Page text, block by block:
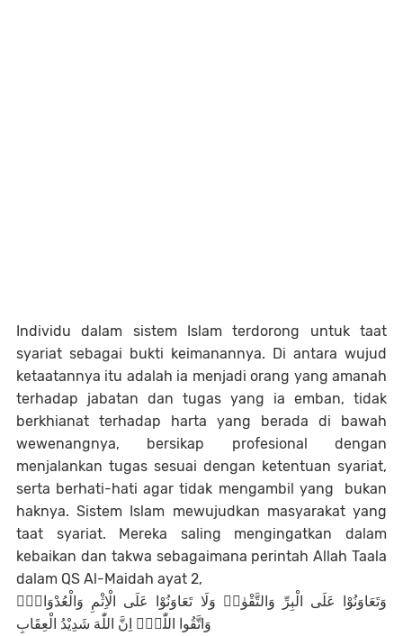
Individu dalam sistem Islam terdorong untuk taat
syariat sebagai bukti keimanannya. Di antara wujud
ketaatannya itu adalah ia menjadi orang yang amanah
terhadap jabatan dan tugas yang ia emban, tidak
berkhianat terhadap harta yang berada di bawah
wewenangnya, bersikap profesional dengan
menjalankan tugas sesuai dengan ketentuan syariat,
serta berhati-hati agar tidak mengambil yang bukan
haknya. Sistem Islam mewujudkan masyarakat yang
taat syariat. Mereka saling mengingatkan dalam
kebaikan dan takwa sebagaimana perintah Allah Taala
dalam QS Al-Maidah ayat 2,
وَتَعَاوَنُوْا عَلَى الْبِرِّ وَالتَّقْوٰىۖ وَلَا تَعَاوَنُوْا عَلَى الْاِثْمِ وَالْعُدْوَانِۖ
وَاتَّقُوا اللّٰهَۗ اِنَّ اللّٰهَ شَدِيْدُ الْعِقَابِ